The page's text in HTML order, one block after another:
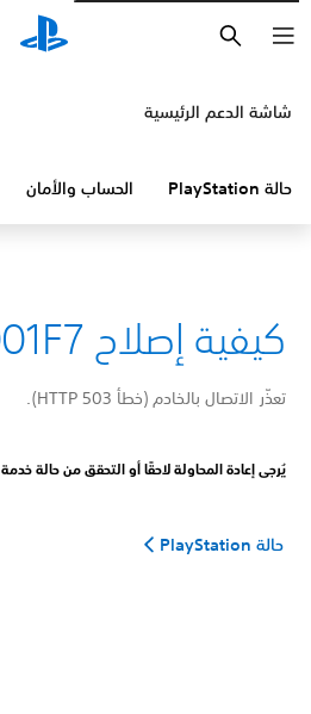
شاشة الدعم الرئيسية
حالة PlayStation الحساب والأمان
كيفية إصلاح E-820001F7
تعذّر الاتصال بالخادم (خطأ HTTP 503).
يُرجى إعادة المحاولة لاحقًا أو التحقق من حالة خدمة PlayStation®‎.
حالة PlayStation